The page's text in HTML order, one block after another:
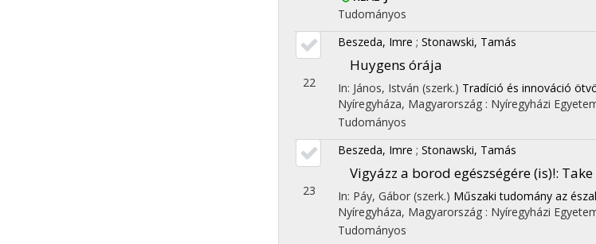
Tudományos
22
Beszeda, Imre ; Stonawski, Tamás
Huygens órája
In: János, István (szerk.) Tradíció és innováció
Nyíregyháza, Magyarország : Nyíregyházi
Tudományos
23
Beszeda, Imre ; Stonawski, Tamás
Vigyázz a borod egészségére (is)!:
In: Páy, Gábor (szerk.) Műszaki tudomány az
Nyíregyháza, Magyarország : Nyíregyházi
Tudományos